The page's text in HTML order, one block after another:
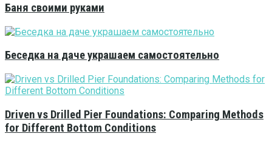
Баня своими руками
Беседка на даче украшаем самостоятельно
Driven vs Drilled Pier Foundations: Comparing Methods
for Different Bottom Conditions